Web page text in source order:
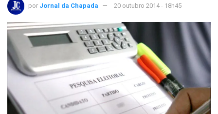
por Jornal da Chapada 20 outubro 2014 - 18h45